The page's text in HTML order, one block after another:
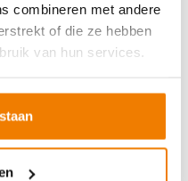
combineren met andere
of die ze hebben
van hun services.